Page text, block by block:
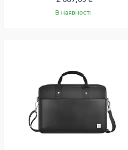
В наявності